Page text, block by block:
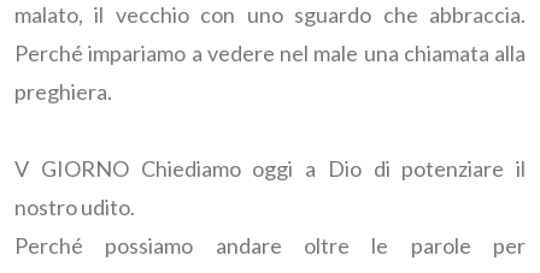
malato, il vecchio con uno sguardo che abbraccia.
Perché impariamo a vedere nel male una chiamata alla
preghiera.
V GIORNO Chiediamo oggi a Dio di potenziare il
nostro udito.
Perché possiamo andare oltre le parole per